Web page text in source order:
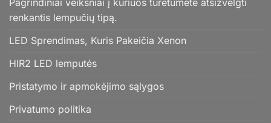
Pagrindiniai veiksniai į kuriuos turėtumėte atsižvelgti
renkantis lempučių tipą.
LED Sprendimas, Kuris Pakeičia Xenon
HIR2 LED lemputės
Pristatymo ir apmokėjimo sąlygos
Privatumo politika